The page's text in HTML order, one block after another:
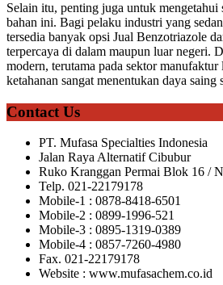
Selain itu, penting juga untuk mengetahui
bahan ini. Bagi pelaku industri yang
tersedia banyak opsi Jual Benzotriazole
terpercaya di dalam maupun luar negeri.
modern, terutama pada sektor manufaktur
ketahanan sangat menentukan daya saing
Contact Us
PT. Mufasa Specialties Indonesia
Jalan Raya Alternatif Cibubur
Ruko Kranggan Permai Blok 16 /
Telp. 021-22179178
Mobile-1 : 0878-8418-6501
Mobile-2 : 0899-1996-521
Mobile-3 : 0895-1319-0389
Mobile-4 : 0857-7260-4980
Fax. 021-22179178
Website : www.mufasachem.co.id